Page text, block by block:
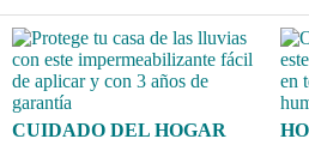
CUIDADO DEL HOGAR